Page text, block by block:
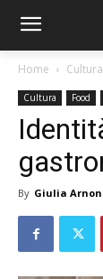
Home Cultura
Cultura Food
By Giulia